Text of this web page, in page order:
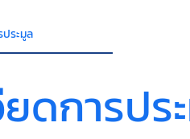
ประมูล
ยดการปร